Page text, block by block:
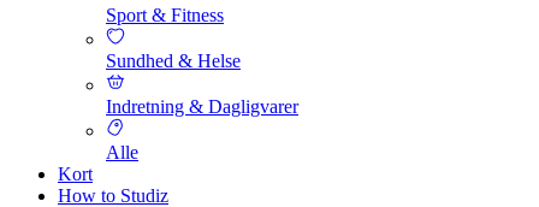
Sport & Fitness
Sundhed & Helse
Indretning & Dagligvarer
Alle
Kort
How to Studiz